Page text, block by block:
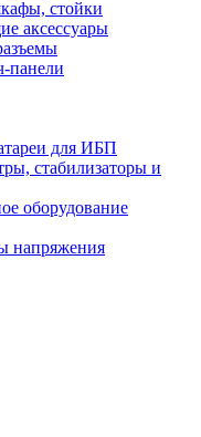
стойки
аксессуары
панели
для ИБП
стабилизаторы и
оборудование
напряжения